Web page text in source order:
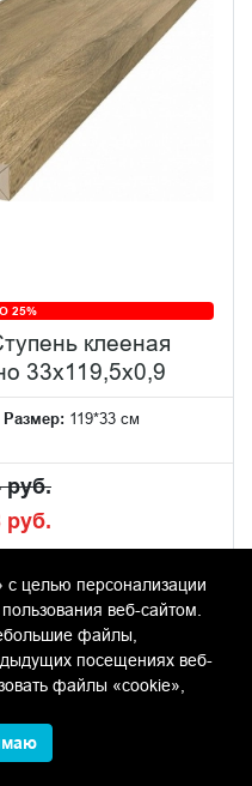
25%
клееная
33x119,5x0,9
Размер: 119*33 см
руб.
руб.
целью персонализации
веб-сайтом.
файлы,
посещениях веб-
файлы «cookie»,